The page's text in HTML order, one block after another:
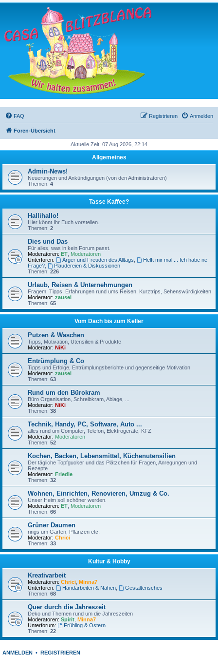
FAQ Anmelden
Registrieren
Foren-Übersicht
Aktuelle Zeit: 07 Aug 2026, 22:14
Allgemeines
Admin-News!
Neuerungen und Ankündigungen (von den Administratoren)
Themen: 4
Tasse Kaffee?
Hallihallo!
Hier könnt Ihr Euch vorstellen.
Themen: 2
Dies und Das
Für alles, was in kein Forum passt.
Moderatoren: ET Moderatoren
Unterforen:
Ärger und Freuden des Alltags
Helft mir mal ... Ich habe ne
Frage?
Plaudereien & Diskussionen
Themen: 226
Urlaub, Reisen & Unternehmungen
Fragem. Tipps, Erfahrungen rund ums Reisen, Kurztrips, Sehenswürdigkeiten
Moderator: zausel
Themen: 65
Vom Dach bis zum Keller
Putzen & Waschen
Tipps, Motivation, Utensilien & Produkte
Moderator: NiKi
Entrümplung & Co
Tipps und Erfolge, Entrümplungsberichte und gegenseitige Motivation
Moderator: zausel
Themen: 63
Rund um den Bürokram
Büro Organisation, Schreibkram, Ablage, ...
Moderator: NiKi
Themen: 38
Technik, Handy, PC, Software, Auto ...
alles rund um Computer, Telefon, Elektrogeräte, KFZ
Moderator: Moderatoren
Themen: 52
Kochen, Backen, Lebensmittel, Küchenutensilien
Der tägliche Topfgucker und das Plätzchen für Fragen, Anregungen und
Rezepte
Moderator: Friedie
Themen: 32
Wohnen, Einrichten, Renovieren, Umzug & Co.
Unser Heim soll schöner werden.
Moderatoren: ET Moderatoren
Themen: 66
Grüner Daumen
rings um Garten, Pflanzen etc.
Moderator: Chrici
Themen: 33
Kultur & Hobby
Kreativarbeit
Moderatoren: Chrici Minna7
Unterforen:
Handarbeiten & Nähen,
Gestalterisches
Themen: 68
Quer durch die Jahreszeit
Deko und Themen rund um die Jahreszeiten
Moderatoren: Spirit Minna7
Unterforum:
Frühling & Ostern
Themen: 22
ANMELDEN • REGISTRIEREN